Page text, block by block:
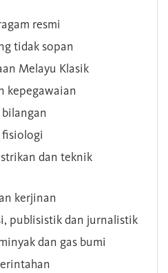
resmi
tidak sopan
Melayu Klasik
kepegawaian
fisiologi
dan teknik
kerjinan
publisistik dan jurnalistik
dan gas bumi